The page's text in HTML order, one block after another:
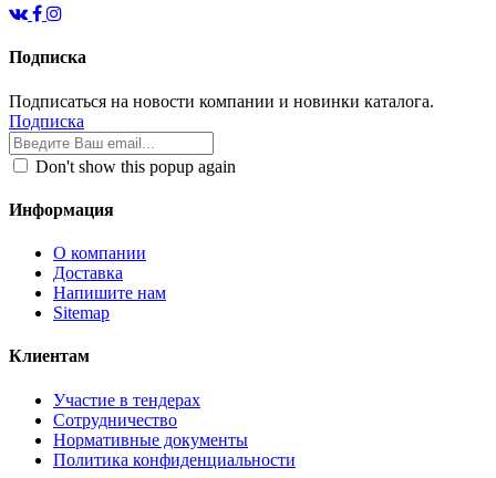
Подписка
Подписаться на новости компании и новинки каталога.
Подписка
Don't show this popup again
Информация
О компании
Доставка
Напишите нам
Sitemap
Клиентам
Участие в тендерах
Сотрудничество
Нормативные документы
Политика конфиденциальности